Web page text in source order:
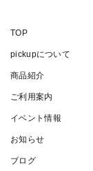
TOP
pickupについて
商品紹介
ご利用案内
イベント情報
お知らせ
ブログ